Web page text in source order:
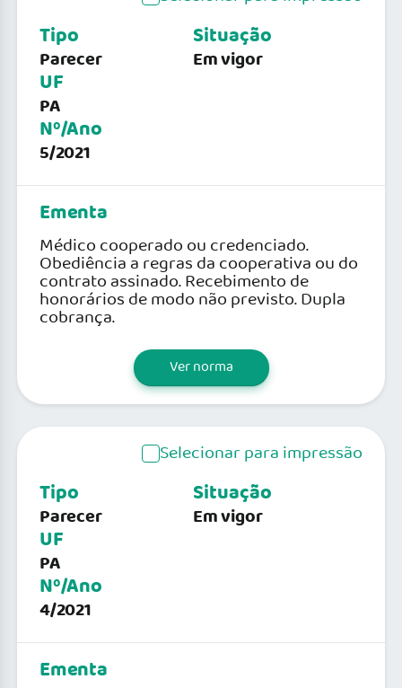
Tipo
Parecer
UF
PA
Nº/Ano
5/2021
Situação
Em vigor
Ementa
Médico cooperado ou credenciado.
Obediência a regras da cooperativa ou do
contrato assinado. Recebimento de
honorários de modo não previsto. Dupla
cobrança.
Ver norma
Selecionar para impressão
Tipo
Parecer
UF
PA
Nº/Ano
4/2021
Situação
Em vigor
Ementa